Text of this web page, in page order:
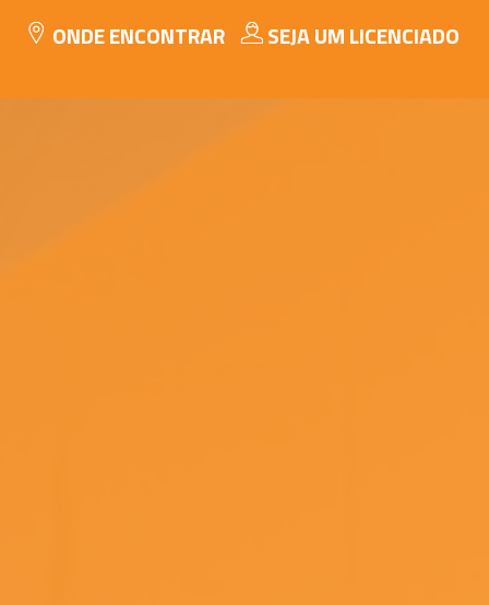
ONDE ENCONTRAR SEJA UM LICENCIADO